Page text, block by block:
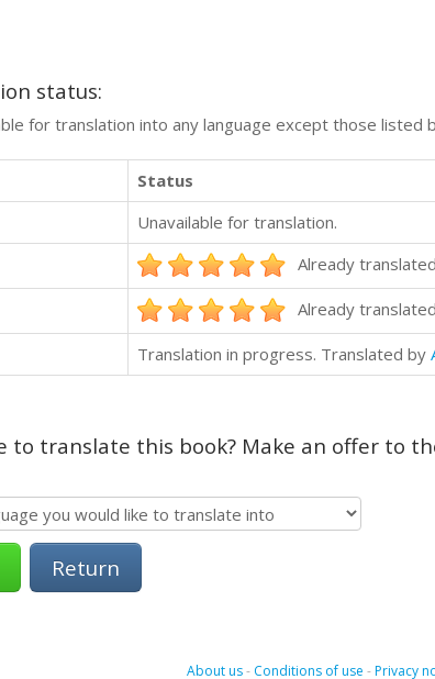
status:
for translation into any language except those listed
Status
Unavailable for translation.
Already
Already
Translation in progress. Translated by
to translate this book? Make an offer to
Return
About us- Conditions of use -Privacy